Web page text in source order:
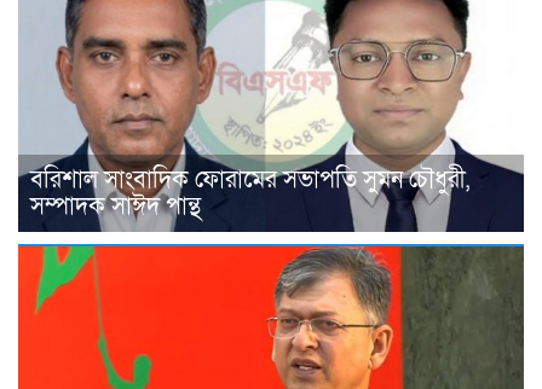
বরিশাল সাংবাদিক ফোরামের সভাপতি সুমন চৌধুরী,
সম্পাদক সাঈদ পান্থ